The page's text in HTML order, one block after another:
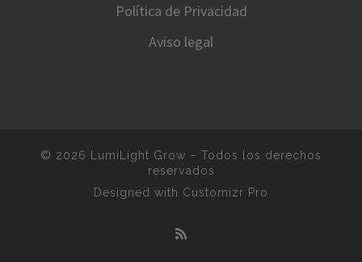
Política de Privacidad
Aviso legal
© 2026 LumiLight Grow – Todos los derechos
reservados
Designed with Customizr Pro